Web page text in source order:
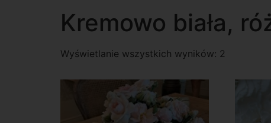
Kremowo biała,
Wyświetlanie wszystkich wyników: 2